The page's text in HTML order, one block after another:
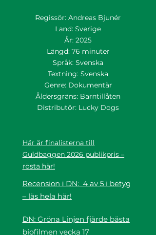
Regissör: Andreas Bjunér
Land: Sverige
År: 2025
Längd: 76 minuter
Språk: Svenska
Textning: Svenska
Genre: Dokumentär
Åldersgräns: Barntillåten
Distributör: Lucky Dogs
Här är finalisterna till
Guldbaggen 2026 publikpris –
rösta här!
Recension i DN: 4 av 5 i betyg
– läs hela här!
DN: Gröna Linjen fjärde bästa
biofilmen vecka 17